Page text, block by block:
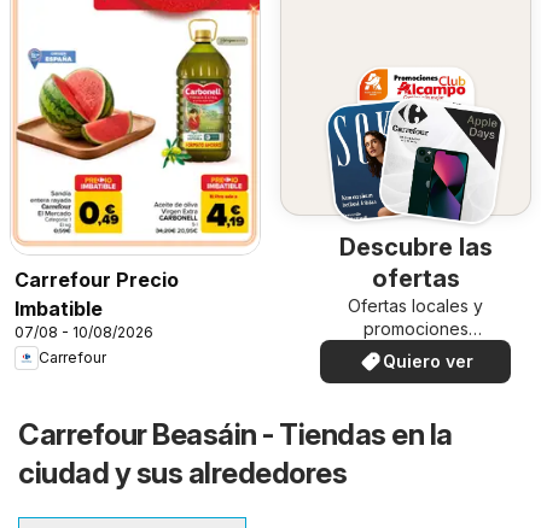
Carrefour Precio
Imbatible
07/08 - 10/08/2026
Carrefour
Descubre las
ofertas
Ofertas locales y
promociones
especiales.
Quiero ver
Carrefour Beasáin - Tiendas en la
ciudad y sus alrededores